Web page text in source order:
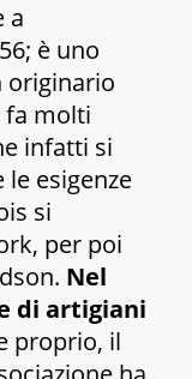
a
è uno
originario
fa molti
infatti si
le esigenze
si
per poi
Nel
di artigiani
proprio, il